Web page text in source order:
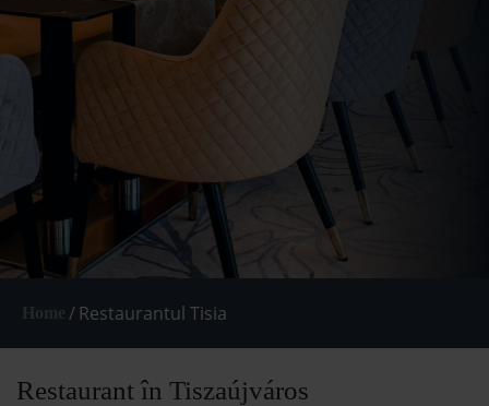
/ Restaurantul Tisia
Restaurant în Tiszaújváros